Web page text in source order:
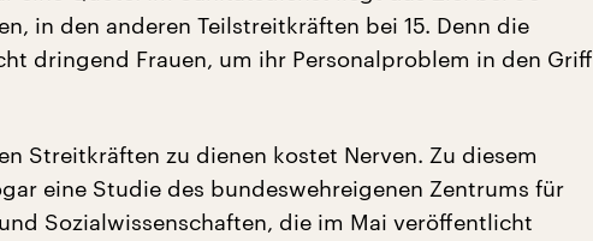
in den anderen Teilstreitkräften bei 15. Denn die
dringend Frauen, um ihr Personalproblem in den Griff
Streitkräften zu dienen kostet Nerven. Zu diesem
eine Studie des bundeswehreigenen Zentrums für
Sozialwissenschaften, die im Mai veröffentlicht